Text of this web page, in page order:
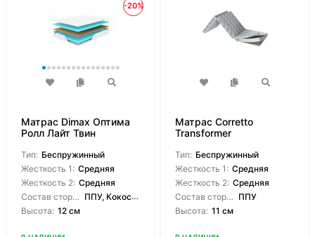
-20%
Матрас Dimax Оптима
Ролл Лайт Твин
Тип: Беспружинный
Жесткость 1: Средняя
Жесткость 2: Средняя
Состав сторон: ППУ, Кокосовая койра
Высота: 12 см
Матрас Corretto
Transformer
Тип: Беспружинный
Жесткость 1: Средняя
Жесткость 2: Средняя
Состав сторон: ППУ
Высота: 11 см